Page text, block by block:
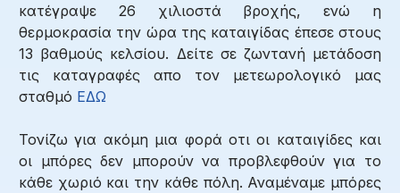
κατέγραψε 26 χιλιοστά βροχής, ενώ η
θερμοκρασία την ώρα της καταιγίδας έπεσε στους
13 βαθμούς κελσίου. Δείτε σε ζωντανή μετάδοση
τις καταγραφές απο τον μετεωρολογικό μας
σταθμό ΕΔΩ
Τονίζω για ακόμη μια φορά οτι οι καταιγίδες και
οι μπόρες δεν μπορούν να προβλεφθούν για το
κάθε χωριό και την κάθε πόλη. Αναμέναμε μπόρες